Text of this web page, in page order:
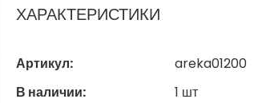
ХАРАКТЕРИСТИКИ
Артикул:
areka01200
В наличии:
1 шт